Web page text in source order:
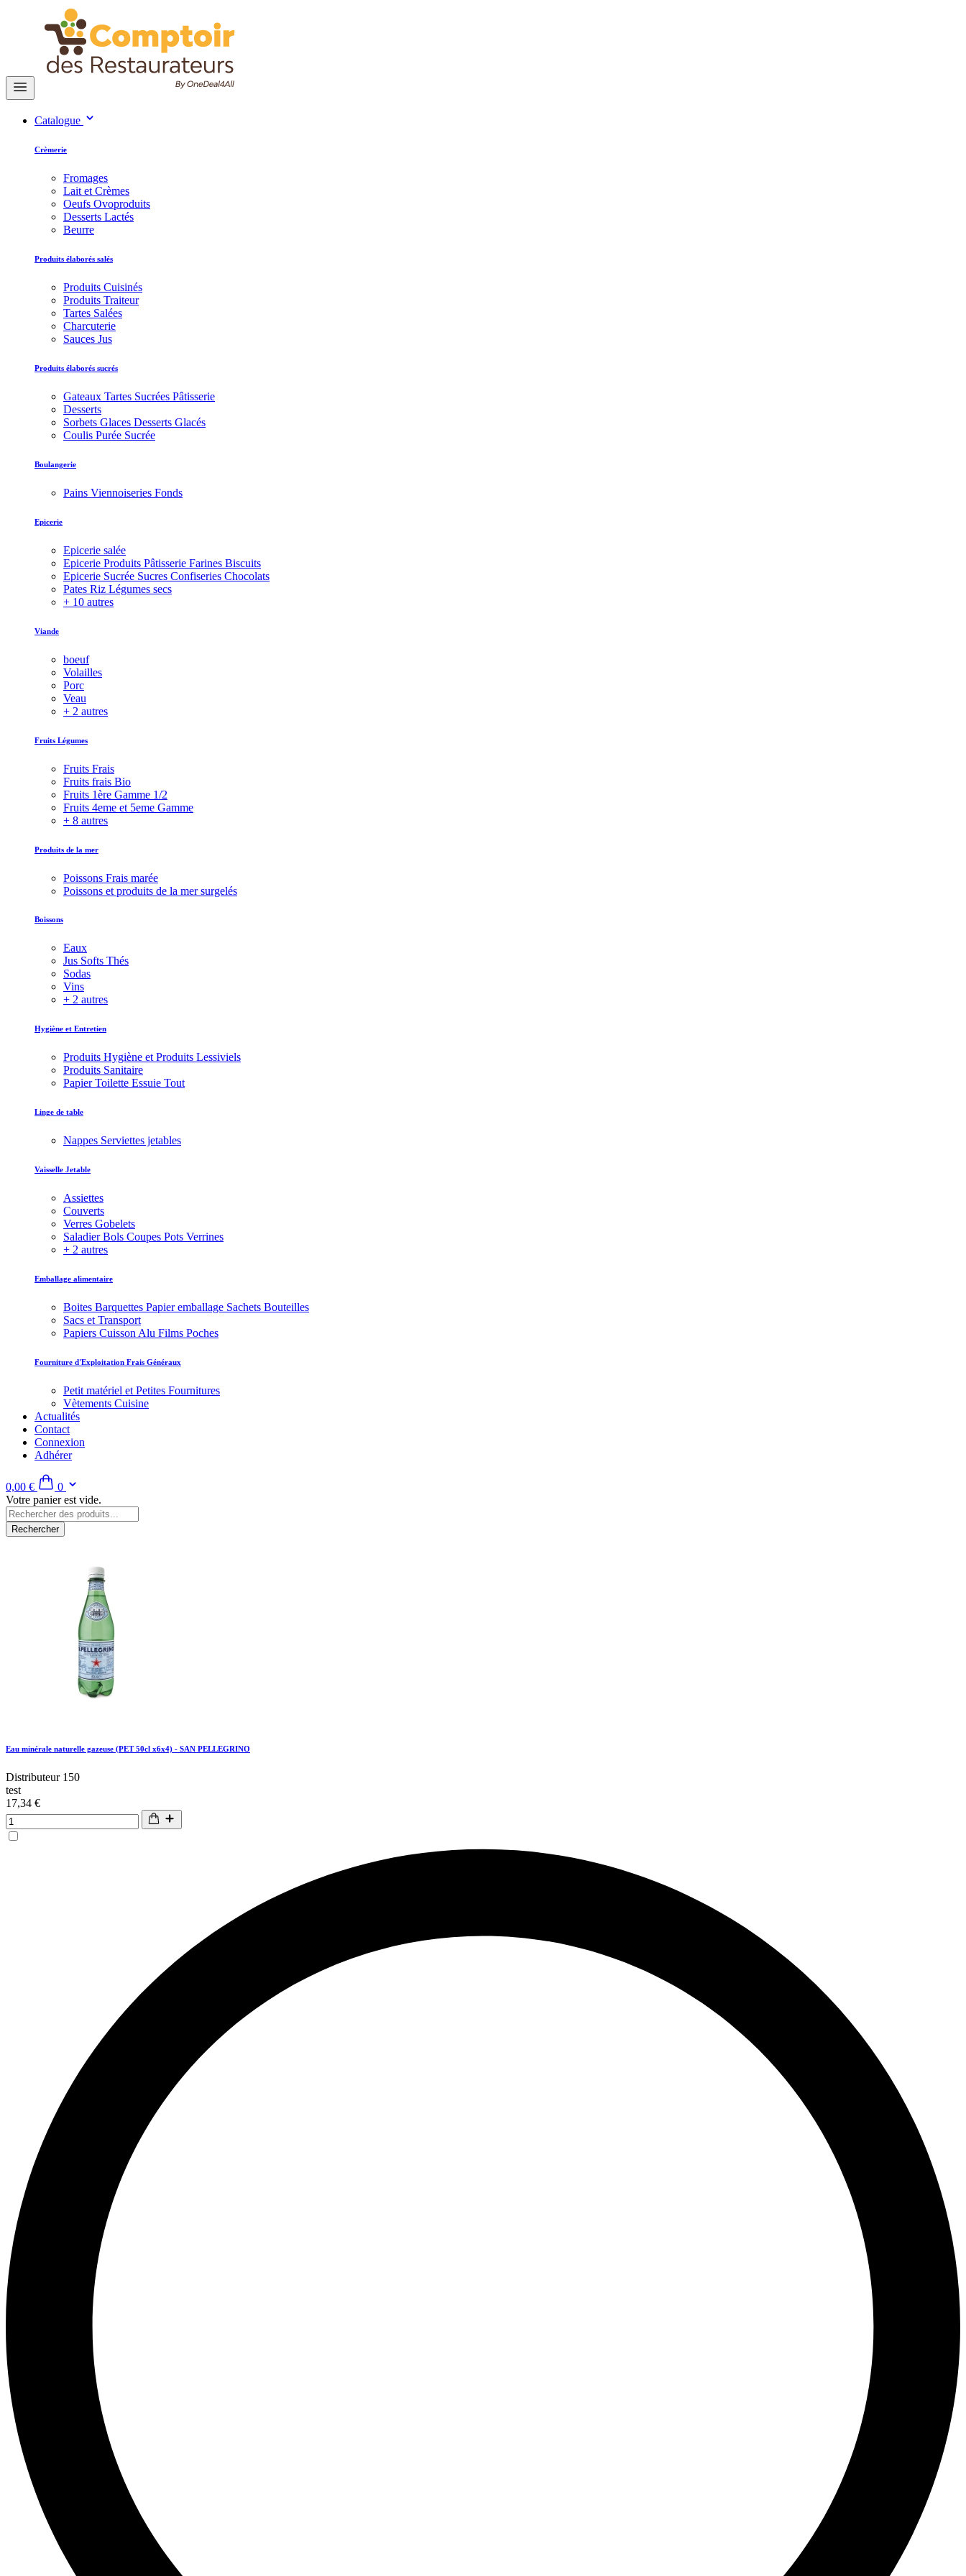
Catalogue
Crèmerie
Fromages
Lait et Crèmes
Oeufs Ovoproduits
Desserts Lactés
Beurre
Produits élaborés salés
Produits Cuisinés
Produits Traiteur
Tartes Salées
Charcuterie
Sauces Jus
Produits élaborés sucrés
Gateaux Tartes Sucrées Pâtisserie
Desserts
Sorbets Glaces Desserts Glacés
Coulis Purée Sucrée
Boulangerie
Pains Viennoiseries Fonds
Epicerie
Epicerie salée
Epicerie Produits Pâtisserie Farines Biscuits
Epicerie Sucrée Sucres Confiseries Chocolats
Pates Riz Légumes secs
+ 10 autres
Viande
boeuf
Volailles
Porc
Veau
+ 2 autres
Fruits Légumes
Fruits Frais
Fruits frais Bio
Fruits 1ère Gamme 1/2
Fruits 4eme et 5eme Gamme
+ 8 autres
Produits de la mer
Poissons Frais marée
Poissons et produits de la mer surgelés
Boissons
Eaux
Jus Softs Thés
Sodas
Vins
+ 2 autres
Hygiène et Entretien
Produits Hygiène et Produits Lessiviels
Produits Sanitaire
Papier Toilette Essuie Tout
Linge de table
Nappes Serviettes jetables
Vaisselle Jetable
Assiettes
Couverts
Verres Gobelets
Saladier Bols Coupes Pots Verrines
+ 2 autres
Emballage alimentaire
Boites Barquettes Papier emballage Sachets Bouteilles
Sacs et Transport
Papiers Cuisson Alu Films Poches
Fourniture d'Exploitation Frais Généraux
Petit matériel et Petites Fournitures
Vètements Cuisine
Actualités
Contact
Connexion
Adhérer
0,00 €
0
Votre panier est vide.
Rechercher
Eau minérale naturelle gazeuse (PET 50cl x6x4) - SAN PELLEGRINO
Distributeur 150
test
17,34 €